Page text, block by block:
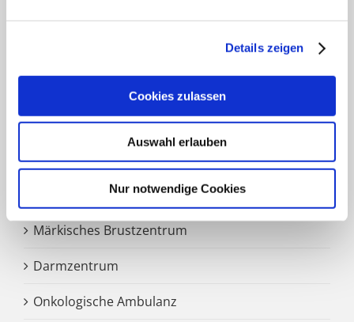
Details zeigen
Cookies zulassen
Auswahl erlauben
Nur notwendige Cookies
Zentrale Notaufnahme
Märkisches Brustzentrum
Darmzentrum
Onkologische Ambulanz